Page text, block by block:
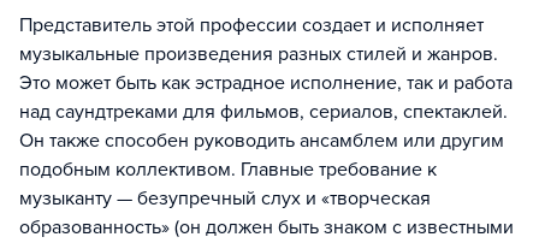
Представитель этой профессии создает и исполняет
музыкальные произведения разных стилей и жанров.
Это может быть как эстрадное исполнение, так и работа
над саундтреками для фильмов, сериалов, спектаклей.
Он также способен руководить ансамблем или другим
подобным коллективом. Главные требование к
музыканту — безупречный слух и «творческая
образованность» (он должен быть знаком с известными